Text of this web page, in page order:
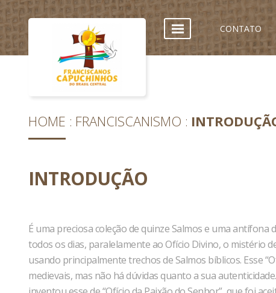
CONTATO
HOME FRANCISCANISMO
INTRODUÇÃO
É uma preciosa coleção de quinze Salmos e uma
todos os dias, paralelamente ao Ofício Divino, o mistério
usando principalmente trechos de Salmos bíblicos. Esse
medievais, mas não há dúvidas quanto a sua